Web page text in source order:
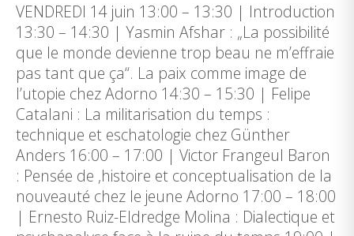
VENDREDI 14 juin 13:00 – 13:30 | Introduction
13:30 – 14:30 | Yasmin Afshar : „La possibilité
que le monde devienne trop beau ne m’effraie
pas tant que ça“. La paix comme image de
l’utopie chez Adorno 14:30 – 15:30 | Felipe
Catalani : La militarisation du temps :
technique et eschatologie chez Günther
Anders 16:00 – 17:00 | Victor Frangeul Baron
: Pensée de ‚histoire et conceptualisation de la
nouveauté chez le jeune Adorno 17:00 – 18:00
| Ernesto Ruiz-Eldredge Molina : Dialectique et